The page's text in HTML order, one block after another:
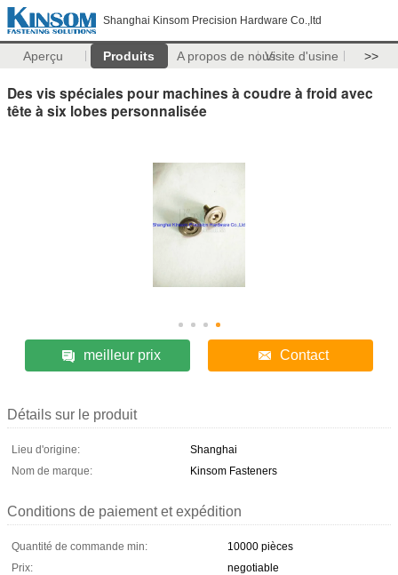
Shanghai Kinsom Precision Hardware Co.,ltd
Aperçu Produits A propos de nousVisite d'usine >>
Des vis spéciales pour machines à coudre à froid avec
tête à six lobes personnalisée
meilleur prix Contact
Détails sur le produit
Lieu d'origine:
Shanghai
Nom de marque:
Kinsom Fasteners
Conditions de paiement et expédition
Quantité de commande min:
10000 pièces
Prix:
negotiable